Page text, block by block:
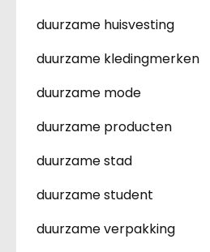
duurzame huisvesting
duurzame kledingmerken
duurzame mode
duurzame producten
duurzame stad
duurzame student
duurzame verpakking